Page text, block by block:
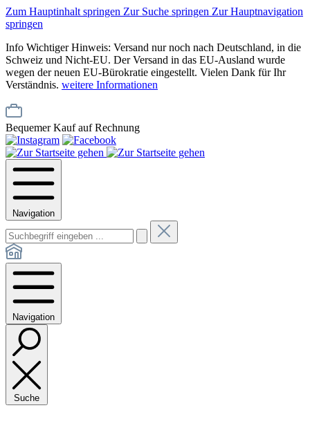
Zum Hauptinhalt springen Zur Suche springen Zur Hauptnavigation
springen
Info Wichtiger Hinweis: Versand nur noch nach Deutschland, in die
Schweiz und Nicht-EU. Der Versand in das EU-Ausland wurde
wegen der neuen EU-Bürokratie eingestellt. Vielen Dank für Ihr
Verständnis. weitere Informationen
Bequemer Kauf auf Rechnung
Navigation
Navigation
Suche